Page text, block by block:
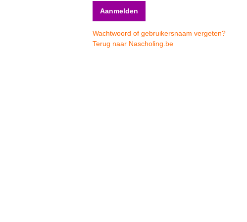
Wachtwoord of gebruikersnaam vergeten?
Terug naar Nascholing.be